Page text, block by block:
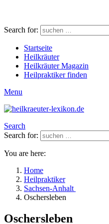
Search for:
Startseite
Heilkräuter
Heilkräuter Magazin
Heilpraktiker finden
Menu
Search
Search for:
You are here:
Home
Heilpraktiker
Sachsen-Anhalt
Oschersleben
Oschersleben